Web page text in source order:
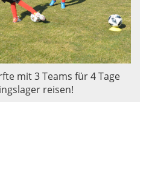
mit 3 Teams für 4 Tage
reisen!